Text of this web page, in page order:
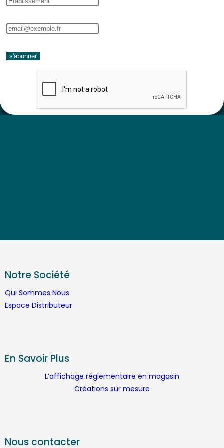
Notre Société
Qui Sommes Nous
Espace Distributeur
En Savoir Plus
L’affichage réglementaire en magasin
Créations sur mesure
Nous contacter